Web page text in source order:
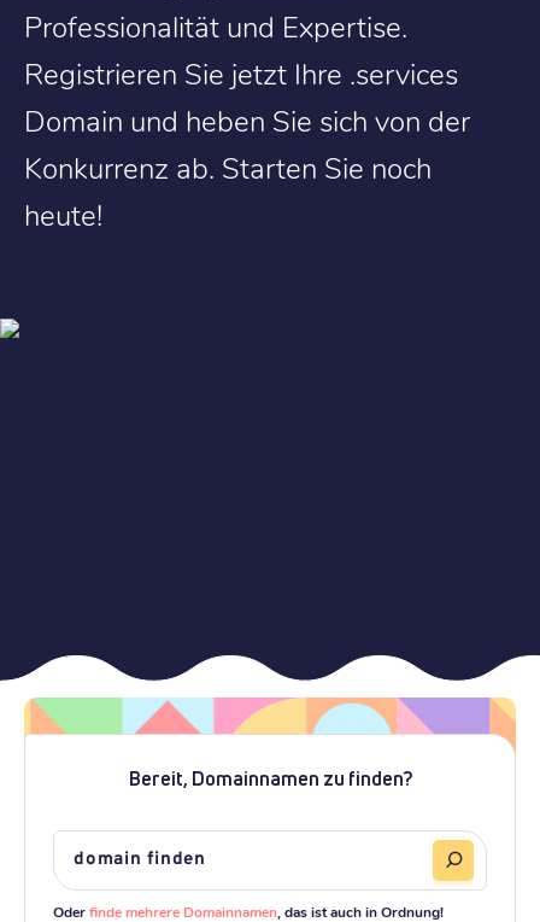
Professionalität und Expertise.
Registrieren Sie jetzt Ihre .services
Domain und heben Sie sich von der
Konkurrenz ab. Starten Sie noch
heute!
Bereit, Domainnamen zu finden?
Oderfinde mehrere Domainnamen , das ist auch in Ordnung!